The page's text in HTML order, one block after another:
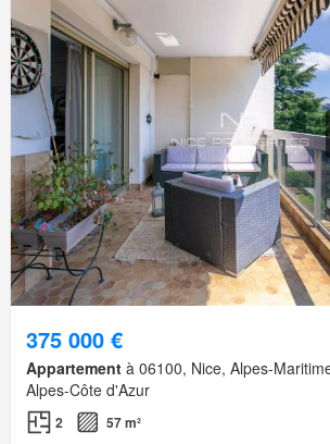
375 000 €
Appartement à 06100, Nice, Alpes-
Alpes-Côte d'Azur
2 57 m²